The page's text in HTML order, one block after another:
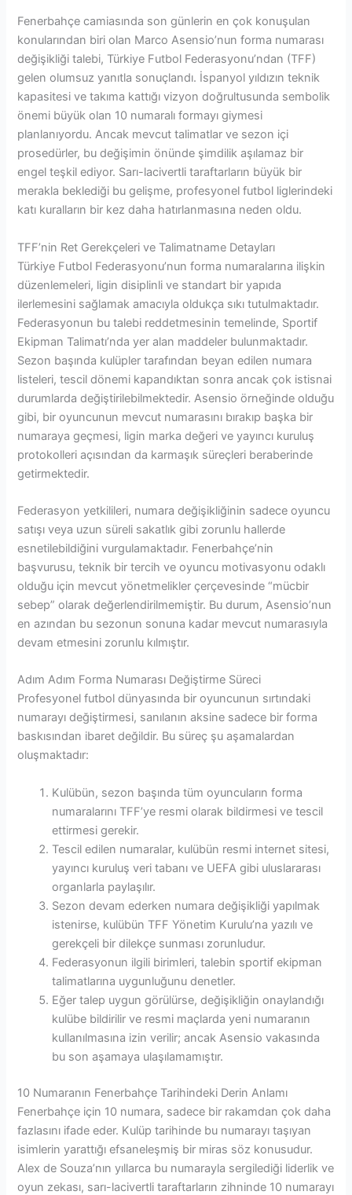
Fenerbahçe camiasında son günlerin en çok konuşulan
konularından biri olan Marco Asensio’nun forma numarası
değişikliği talebi, Türkiye Futbol Federasyonu’ndan (TFF)
gelen olumsuz yanıtla sonuçlandı. İspanyol yıldızın teknik
kapasitesi ve takıma kattığı vizyon doğrultusunda sembolik
önemi büyük olan 10 numaralı formayı giymesi
planlanıyordu. Ancak mevcut talimatlar ve sezon içi
prosedürler, bu değişimin önünde şimdilik aşılamaz bir
engel teşkil ediyor. Sarı-lacivertli taraftarların büyük bir
merakla beklediği bu gelişme, profesyonel futbol liglerindeki
katı kuralların bir kez daha hatırlanmasına neden oldu.
TFF’nin Ret Gerekçeleri ve Talimatname Detayları
Türkiye Futbol Federasyonu’nun forma numaralarına ilişkin
düzenlemeleri, ligin disiplinli ve standart bir yapıda
ilerlemesini sağlamak amacıyla oldukça sıkı tutulmaktadır.
Federasyonun bu talebi reddetmesinin temelinde, Sportif
Ekipman Talimatı’nda yer alan maddeler bulunmaktadır.
Sezon başında kulüpler tarafından beyan edilen numara
listeleri, tescil dönemi kapandıktan sonra ancak çok istisnai
durumlarda değiştirilebilmektedir. Asensio örneğinde olduğu
gibi, bir oyuncunun mevcut numarasını bırakıp başka bir
numaraya geçmesi, ligin marka değeri ve yayıncı kuruluş
protokolleri açısından da karmaşık süreçleri beraberinde
getirmektedir.
Federasyon yetkilileri, numara değişikliğinin sadece oyuncu
satışı veya uzun süreli sakatlık gibi zorunlu hallerde
esnetilebildiğini vurgulamaktadır. Fenerbahçe’nin
başvurusu, teknik bir tercih ve oyuncu motivasyonu odaklı
olduğu için mevcut yönetmelikler çerçevesinde “mücbir
sebep” olarak değerlendirilmemiştir. Bu durum, Asensio’nun
en azından bu sezonun sonuna kadar mevcut numarasıyla
devam etmesini zorunlu kılmıştır.
Adım Adım Forma Numarası Değiştirme Süreci
Profesyonel futbol dünyasında bir oyuncunun sırtındaki
numarayı değiştirmesi, sanılanın aksine sadece bir forma
baskısından ibaret değildir. Bu süreç şu aşamalardan
oluşmaktadır:
Kulübün, sezon başında tüm oyuncuların forma
numaralarını TFF’ye resmi olarak bildirmesi ve tescil
ettirmesi gerekir.
Tescil edilen numaralar, kulübün resmi internet sitesi,
yayıncı kuruluş veri tabanı ve UEFA gibi uluslararası
organlarla paylaşılır.
Sezon devam ederken numara değişikliği yapılmak
istenirse, kulübün TFF Yönetim Kurulu’na yazılı ve
gerekçeli bir dilekçe sunması zorunludur.
Federasyonun ilgili birimleri, talebin sportif ekipman
talimatlarına uygunluğunu denetler.
Eğer talep uygun görülürse, değişikliğin onaylandığı
kulübe bildirilir ve resmi maçlarda yeni numaranın
kullanılmasına izin verilir; ancak Asensio vakasında
bu son aşamaya ulaşılamamıştır.
10 Numaranın Fenerbahçe Tarihindeki Derin Anlamı
Fenerbahçe için 10 numara, sadece bir rakamdan çok daha
fazlasını ifade eder. Kulüp tarihinde bu numarayı taşıyan
isimlerin yarattığı efsaneleşmiş bir miras söz konusudur.
Alex de Souza’nın yıllarca bu numarayla sergilediği liderlik ve
oyun zekası, sarı-lacivertli taraftarların zihninde 10 numarayı